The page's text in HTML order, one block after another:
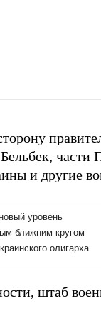
и другие
штаб